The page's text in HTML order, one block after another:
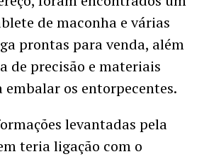
de maconha e várias
prontas para venda, além
de precisão e materiais
os entorpecentes.
levantadas pela
teria ligação com o